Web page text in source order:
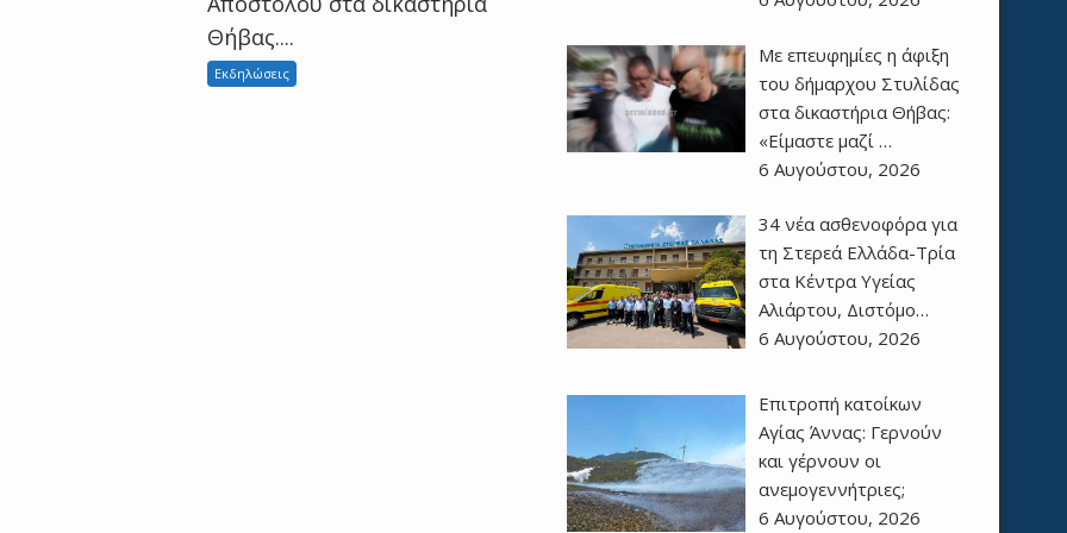
Θήβας....
Εκδηλώσεις
Με επευφημίες η άφιξη
του δήμαρχου Στυλίδας
στα δικαστήρια Θήβας:
«Είμαστε μαζί …
6 Αυγούστου, 2026
34 νέα ασθενοφόρα για
τη Στερεά Ελλάδα-Τρία
στα Κέντρα Υγείας
Αλιάρτου, Διστόμο…
6 Αυγούστου, 2026
Επιτροπή κατοίκων
Αγίας Άννας: Γερνούν
και γέρνουν οι
ανεμογεννήτριες;
6 Αυγούστου, 2026